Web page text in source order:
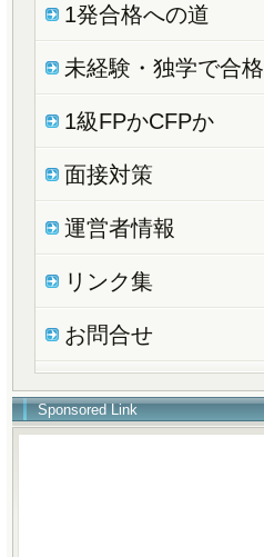
1発合格への道
未経験・独学で合格
1級FPかCFPか
面接対策
運営者情報
リンク集
お問合せ
Sponsored Link